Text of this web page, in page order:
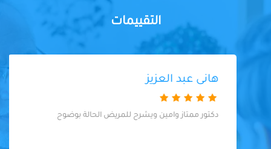
التقييمات
هانى عبد العزيز
دكتور ممتاز وامين ويشرح للمريض الحالة بوضوح